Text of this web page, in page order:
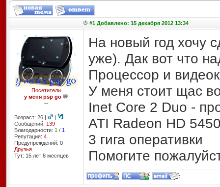
#1 Добавлено: 15 декабря 2012 13:34
Посетители
у меня psp go
--
Возраст: 26 |
|
Сообщений: 139
Благодарности: 1 / 1
Репутация: 4
Предупреждений: 0
Друзья
Тут: 15 лет 8 месяцев
На новый год хочу
уже). Дак вот что
Процессор и
У меня стоит щас
Inet Core 2 Duo -
ATI Radeon HD
3 гига оперативки
Помогите